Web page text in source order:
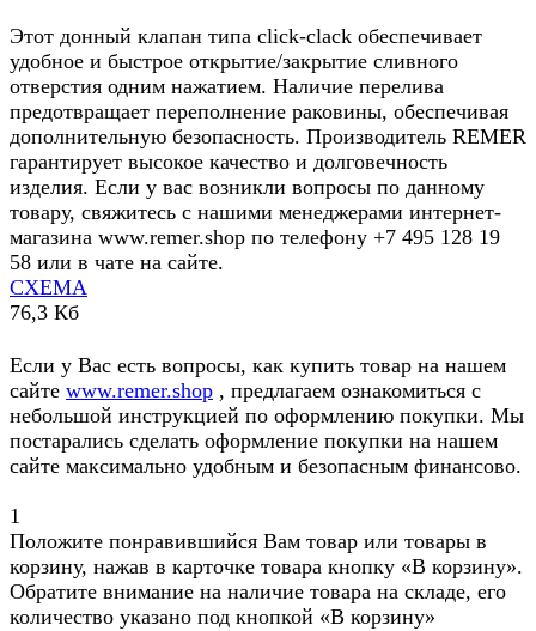
Этот донный клапан типа click-clack обеспечивает
удобное и быстрое открытие/закрытие сливного
отверстия одним нажатием. Наличие перелива
предотвращает переполнение раковины, обеспечивая
дополнительную безопасность. Производитель REMER
гарантирует высокое качество и долговечность
изделия. Если у вас возникли вопросы по данному
товару, свяжитесь с нашими менеджерами интернет-
магазина www.remer.shop по телефону +7 495 128 19
58 или в чате на сайте.
СХЕМА
76,3 Кб
Если у Вас есть вопросы, как купить товар на нашем
сайте www.remer.shop , предлагаем ознакомиться с
небольшой инструкцией по оформлению покупки. Мы
постарались сделать оформление покупки на нашем
сайте максимально удобным и безопасным финансово.
1
Положите понравившийся Вам товар или товары в
корзину, нажав в карточке товара кнопку «В корзину».
Обратите внимание на наличие товара на складе, его
количество указано под кнопкой «В корзину»